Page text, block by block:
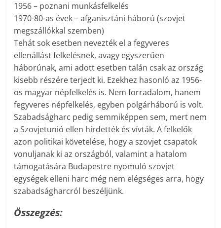
1956 – poznani munkásfelkelés
1970-80-as évek – afganisztáni háború (szovjet
megszállókkal szemben)
Tehát sok esetben nevezték el a fegyveres
ellenállást felkelésnek, avagy egyszerűen
háborúnak, ami adott esetben talán csak az ország
kisebb részére terjedt ki. Ezekhez hasonló az 1956-
os magyar népfelkelés is. Nem forradalom, hanem
fegyveres népfelkelés, egyben polgárháború is volt.
Szabadságharc pedig semmiképpen sem, mert nem
a Szovjetunió ellen hirdették és vívták. A felkelők
azon politikai követelése, hogy a szovjet csapatok
vonuljanak ki az országból, valamint a hatalom
támogatására Budapestre nyomuló szovjet
egységek elleni harc még nem elégséges arra, hogy
szabadságharcról beszéljünk.
Összegzés: